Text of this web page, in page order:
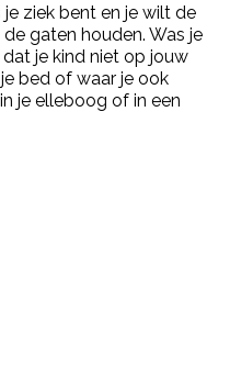
ziek bent en je wilt de
gaten houden. Was je
je kind niet op jouw
bed of waar je ook
je elleboog of in een